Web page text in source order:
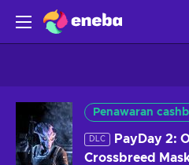
Penawaran
DLC
PayDay 2:
Crossbreed